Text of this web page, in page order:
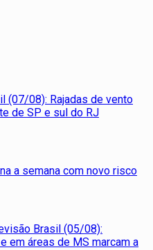
(07/08): Rajadas de vento
de SP e sul do RJ
a semana com novo risco
Brasil (05/08):
em áreas de MS marcam a